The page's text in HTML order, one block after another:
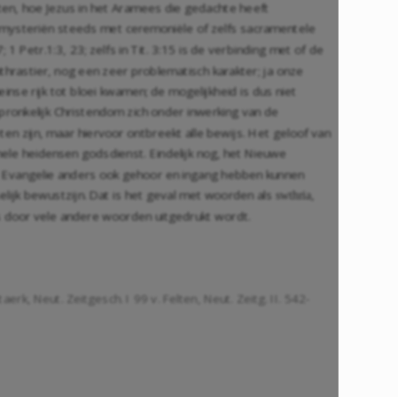
hoe Jezus in het Aramees die gedachte heeft
steeds met ceremoniële of zelfs sacramentele
1 Petr.1:3 23 ; zelfs in Tit. 3:15 is de verbinding met of de
nog een zeer problematisch karakter; ja onze
rijk tot bloei kwamen; de mogelijkheid is dus niet
Christendom zich onder inwerking van de
zijn, maar hiervoor ontbreekt alle bewijs. Het geloof van
heidensen godsdienst. Eindelijk nog, het Nieuwe
anders ook gehoor en ingang hebben kunnen
bewustzijn. Dat is het geval met woorden als swthria,
door vele andere woorden uitgedrukt wordt.
Neut. Zeitgesch. I 99 v. Felten, Neut. Zeitg. II. 542-